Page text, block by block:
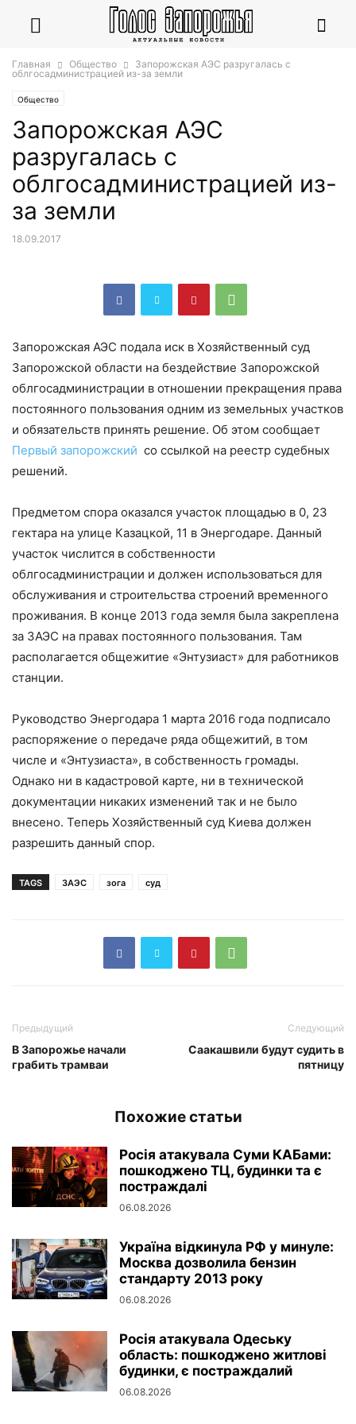
Главная Общество
Запорожская АЭС разругалась с
облгосадминистрацией из-за земли
Общество
Запорожская АЭС
разругалась с
облгосадминистрацией из-
за земли
18.09.2017
Запорожская АЭС подала иск в Хозяйственный суд
Запорожской области на бездействие Запорожской
облгосадминистрации в отношении прекращения права
постоянного пользования одним из земельных участков
и обязательств принять решение. Об этом сообщает
Первый запорожский со ссылкой на реестр судебных
решений.
Предметом спора оказался участок площадью в 0, 23
гектара на улице Казацкой, 11 в Энергодаре. Данный
участок числится в собственности
облгосадминистрации и должен использоваться для
обслуживания и строительства строений временного
проживания. В конце 2013 года земля была закреплена
за ЗАЭС на правах постоянного пользования. Там
располагается общежитие «Энтузиаст» для работников
станции.
Руководство Энергодара 1 марта 2016 года подписало
распоряжение о передаче ряда общежитий, в том
числе и «Энтузиаста», в собственность громады.
Однако ни в кадастровой карте, ни в технической
документации никаких изменений так и не было
внесено. Теперь Хозяйственный суд Киева должен
разрешить данный спор.
TAGS ЗАЭС зога суд
Предыдущий
В Запорожье начали
грабить трамваи
Следующий
Саакашвили будут судить в
пятницу
Похожие статьи
Росія атакувала Суми КАБами:
пошкоджено ТЦ, будинки та є
постраждалі
06.08.2026
Україна відкинула РФ у минуле:
Москва дозволила бензин
стандарту 2013 року
06.08.2026
Росія атакувала Одеську
область: пошкоджено житлові
будинки, є постраждалий
06.08.2026